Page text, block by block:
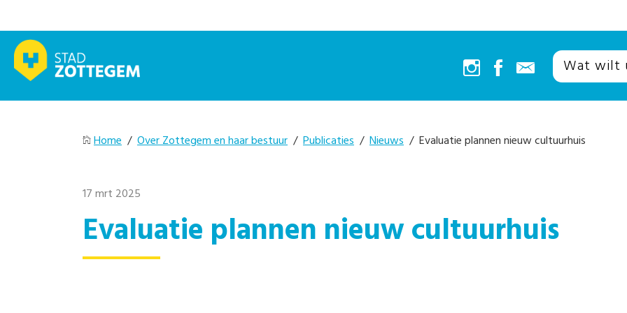
Home / Over Zottegem en haar bestuur / Publicaties / Nieuws / Evaluatie plannen nieuw cultuurhuis
17 mrt 2025
Evaluatie plannen nieuw cultuurhuis